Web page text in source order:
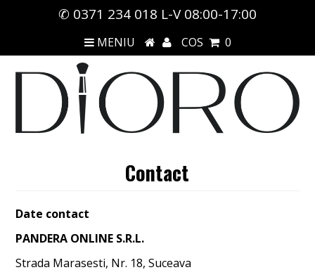
✆ 0371 234 018 L-V 08:00-17:00
MENIU COS 0
Contact
Date contact
PANDERA ONLINE S.R.L.
Strada Marasesti, Nr. 18, Suceava